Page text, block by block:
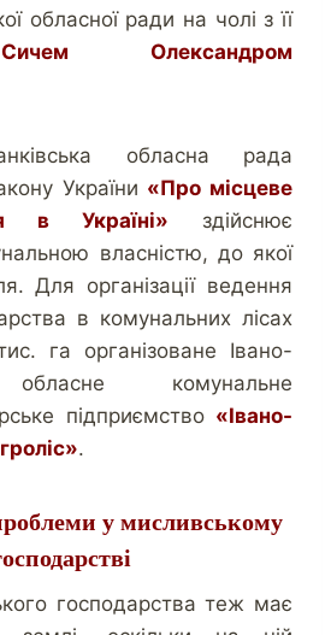
обласної ради на чолі з її
Сичем Олександром
обласна рада
України «Про місцеве
в Україні» здійснює
власністю, до якої
Для організації ведення
в комунальних лісах
га організоване Івано-
обласне комунальне
підприємство «Івано-
.
у мисливському
господарства теж має